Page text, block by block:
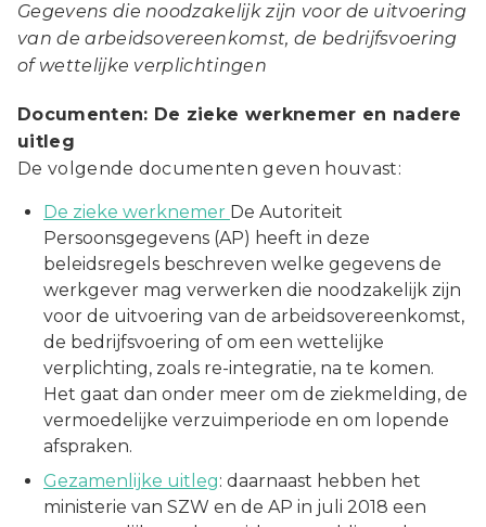
Gegevens die noodzakelijk zijn voor de uitvoering
van de arbeidsovereenkomst, de bedrijfsvoering
of wettelijke verplichtingen
Documenten: De zieke werknemer en nadere
uitleg
De volgende documenten geven houvast:
De zieke werknemer De Autoriteit
Persoonsgegevens (AP) heeft in deze
beleidsregels beschreven welke gegevens de
werkgever mag verwerken die noodzakelijk zijn
voor de uitvoering van de arbeidsovereenkomst,
de bedrijfsvoering of om een wettelijke
verplichting, zoals re-integratie, na te komen.
Het gaat dan onder meer om de ziekmelding, de
vermoedelijke verzuimperiode en om lopende
afspraken.
Gezamenlijke uitleg: daarnaast hebben het
ministerie van SZW en de AP in juli 2018 een